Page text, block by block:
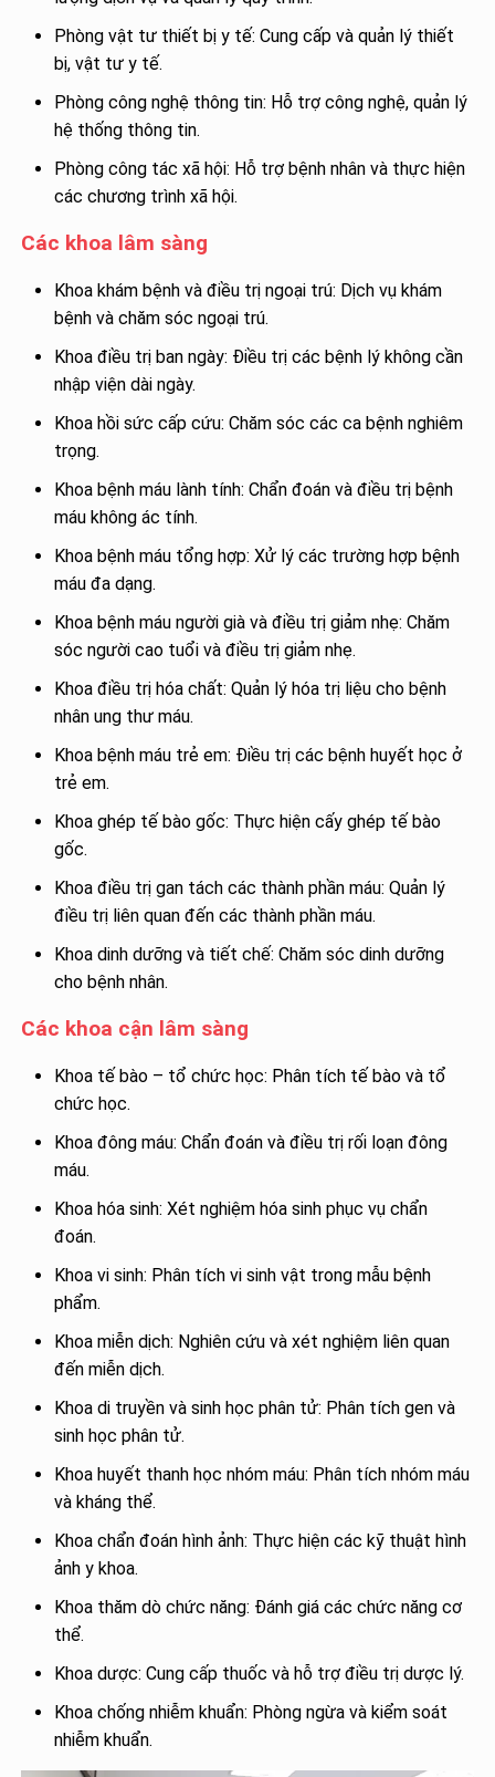
Phòng vật tư thiết bị y tế: Cung cấp và quản lý thiết
bị, vật tư y tế.
Phòng công nghệ thông tin: Hỗ trợ công nghệ, quản lý
hệ thống thông tin.
Phòng công tác xã hội: Hỗ trợ bệnh nhân và thực hiện
các chương trình xã hội.
Các khoa lâm sàng
Khoa khám bệnh và điều trị ngoại trú: Dịch vụ khám
bệnh và chăm sóc ngoại trú.
Khoa điều trị ban ngày: Điều trị các bệnh lý không cần
nhập viện dài ngày.
Khoa hồi sức cấp cứu: Chăm sóc các ca bệnh nghiêm
trọng.
Khoa bệnh máu lành tính: Chẩn đoán và điều trị bệnh
máu không ác tính.
Khoa bệnh máu tổng hợp: Xử lý các trường hợp bệnh
máu đa dạng.
Khoa bệnh máu người già và điều trị giảm nhẹ: Chăm
sóc người cao tuổi và điều trị giảm nhẹ.
Khoa điều trị hóa chất: Quản lý hóa trị liệu cho bệnh
nhân ung thư máu.
Khoa bệnh máu trẻ em: Điều trị các bệnh huyết học ở
trẻ em.
Khoa ghép tế bào gốc: Thực hiện cấy ghép tế bào
gốc.
Khoa điều trị gan tách các thành phần máu: Quản lý
điều trị liên quan đến các thành phần máu.
Khoa dinh dưỡng và tiết chế: Chăm sóc dinh dưỡng
cho bệnh nhân.
Các khoa cận lâm sàng
Khoa tế bào – tổ chức học: Phân tích tế bào và tổ
chức học.
Khoa đông máu: Chẩn đoán và điều trị rối loạn đông
máu.
Khoa hóa sinh: Xét nghiệm hóa sinh phục vụ chẩn
đoán.
Khoa vi sinh: Phân tích vi sinh vật trong mẫu bệnh
phẩm.
Khoa miễn dịch: Nghiên cứu và xét nghiệm liên quan
đến miễn dịch.
Khoa di truyền và sinh học phân tử: Phân tích gen và
sinh học phân tử.
Khoa huyết thanh học nhóm máu: Phân tích nhóm máu
và kháng thể.
Khoa chẩn đoán hình ảnh: Thực hiện các kỹ thuật hình
ảnh y khoa.
Khoa thăm dò chức năng: Đánh giá các chức năng cơ
thể.
Khoa dược: Cung cấp thuốc và hỗ trợ điều trị dược lý.
Khoa chống nhiễm khuẩn: Phòng ngừa và kiểm soát
nhiễm khuẩn.